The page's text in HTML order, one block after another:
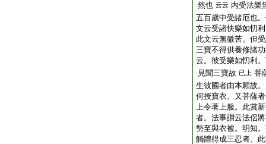
然也 云云 内受法樂
五百歳中受諸厄也
文云受諸快樂如忉
此文云無微苦。但
三寶不得供養修諸
云。彼受樂如忉利
見聞三寶故 已上 菩
生彼國者由本願故
何授寶衣。又菩薩
上令著上服。此賞
者。法事讃云法侶
勢至與衣被。明知
觸體得成三忍者。